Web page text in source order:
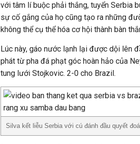
với tâm lí buộc phải thắng, tuyển Serbia
sự cố gắng của họ cũng tạo ra những
không thể cụ thể hóa cơ hội thành bàn
Lúc này, gáo nước lạnh lại được dội lên
phát từ pha đá phạt góc hoàn hảo của
tung lưới Stojkovic. 2-0 cho Brazil.
Silva kết liễu Serbia với cú đánh đầu quyết